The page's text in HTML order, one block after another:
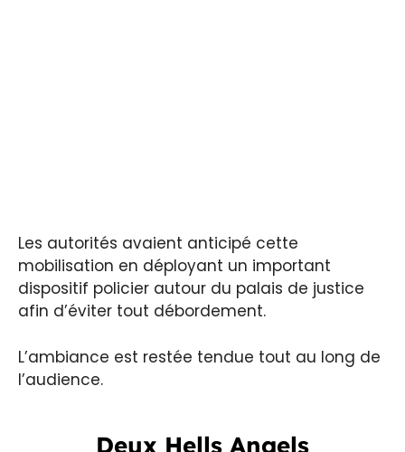
Les autorités avaient anticipé cette
mobilisation en déployant un important
dispositif policier autour du palais de justice
afin d’éviter tout débordement.
L’ambiance est restée tendue tout au long de
l’audience.
Deux Hells Angels